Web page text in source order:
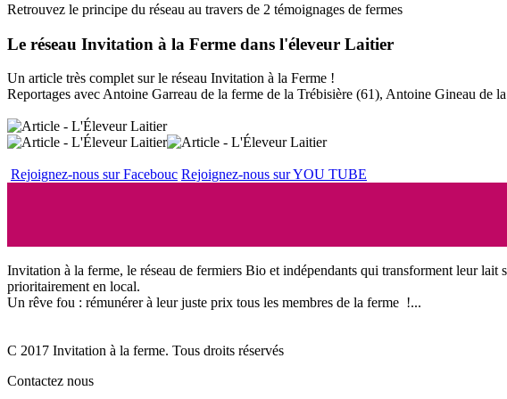
Retrouvez le principe du réseau au travers de 2 témoignages de fermes
Le réseau Invitation à la Ferme dans l'éleveur Laitier
Un article très complet sur le réseau Invitation à la Ferme !
Reportages avec Antoine Garreau de la ferme de la Trébisière (61), Antoine Gineau de
Rejoignez-nous sur Facebouc Rejoignez-nous sur YOU TUBE
Invitation à la ferme, le réseau de fermiers Bio et indépendants qui transforment leur
prioritairement en local.
Un rêve fou : rémunérer à leur juste prix tous les membres de la ferme !...
C 2017 Invitation à la ferme. Tous droits réservés
Contactez nous